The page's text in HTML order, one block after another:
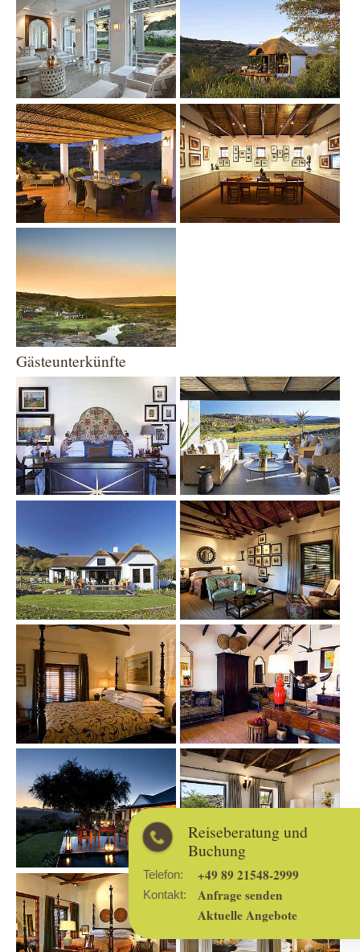
Reiseberatung und
Buchung
Telefon: +49 89 21548-2999
Kontakt:
Anfrage senden
Aktuelle Angebote
Show larger version Show larger version
Gästeunterkünfte
Show larger version Show larger version
Show larger version
Show larger version Show larger version
Show larger version Show larger version
Show larger version Show larger version